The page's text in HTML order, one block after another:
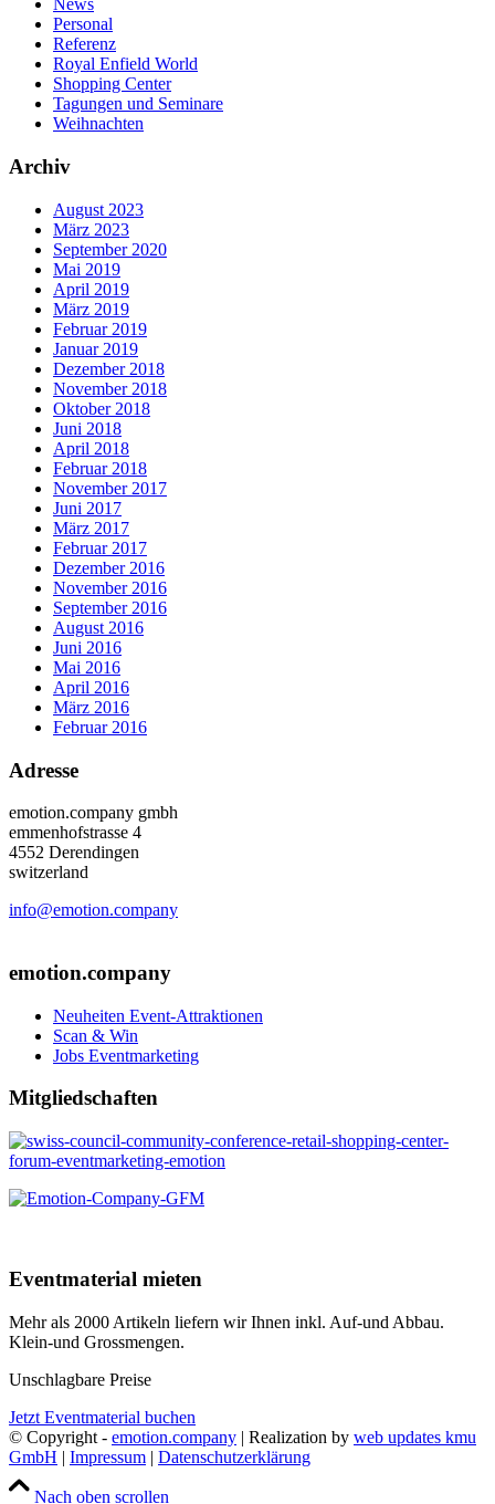
News
Personal
Referenz
Royal Enfield World
Shopping Center
Tagungen und Seminare
Weihnachten
Archiv
August 2023
März 2023
September 2020
Mai 2019
April 2019
März 2019
Februar 2019
Januar 2019
Dezember 2018
November 2018
Oktober 2018
Juni 2018
April 2018
Februar 2018
November 2017
Juni 2017
März 2017
Februar 2017
Dezember 2016
November 2016
September 2016
August 2016
Juni 2016
Mai 2016
April 2016
März 2016
Februar 2016
Adresse
emotion.company gmbh
emmenhofstrasse 4
4552 Derendingen
switzerland
info@emotion.company
emotion.company
Neuheiten Event-Attraktionen
Scan & Win
Jobs Eventmarketing
Mitgliedschaften
Eventmaterial mieten
Mehr als 2000 Artikeln liefern wir Ihnen inkl. Auf-und Abbau.
Klein-und Grossmengen.
Unschlagbare Preise
Jetzt Eventmaterial buchen
© Copyright - emotion.company | Realization by web updates kmu
GmbH | Impressum | Datenschutzerklärung
Nach oben scrollen